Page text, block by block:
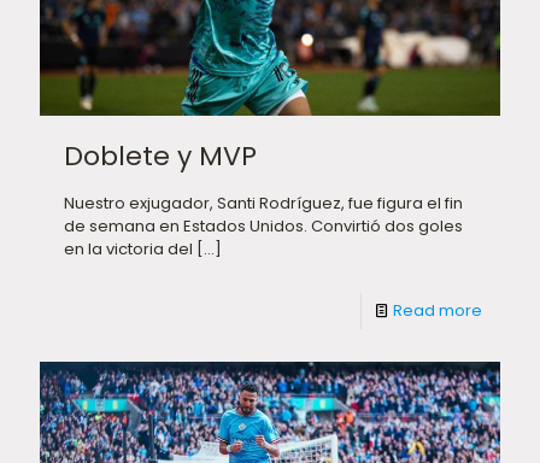
Doblete y MVP
Nuestro exjugador, Santi Rodríguez, fue figura el fin
de semana en Estados Unidos. Convirtió dos goles
en la victoria del […]
Read more